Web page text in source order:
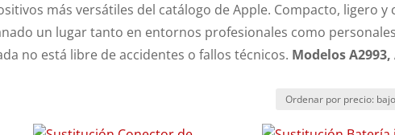
más versátiles del catálogo de Apple. Compacto, ligero y
un lugar tanto en entornos profesionales como
no está libre de accidentes o fallos técnicos. Modelos A2993,